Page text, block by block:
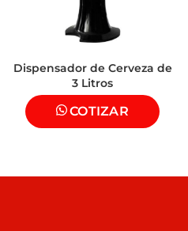
Dispensador de Cerveza de
3 Litros
COTIZAR